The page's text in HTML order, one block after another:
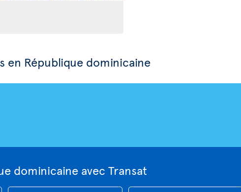
en République dominicaine
dominicaine avec Transat